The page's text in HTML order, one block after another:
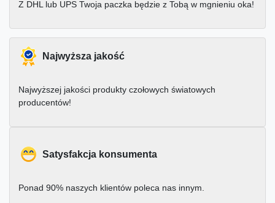
Z DHL lub UPS Twoja paczka będzie z Tobą w mgnieniu oka!
Najwyższa jakość
Najwyższej jakości produkty czołowych światowych
producentów!
Satysfakcja konsumenta
Ponad 90% naszych klientów poleca nas innym.